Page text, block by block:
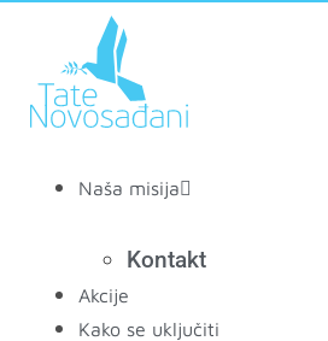
садржај
Naša misija
Kontakt
Akcije
Kako se uključiti